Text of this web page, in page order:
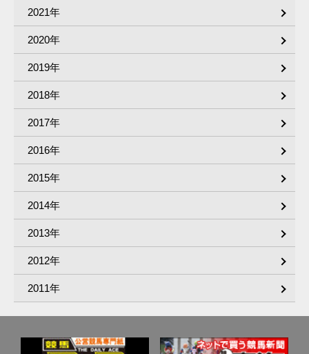
2021年
2020年
2019年
2018年
2017年
2016年
2015年
2014年
2013年
2012年
2011年